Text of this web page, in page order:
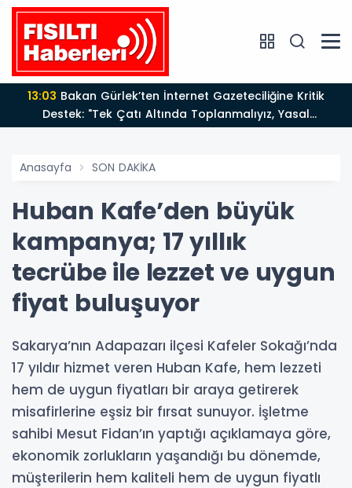
13:03
Destek: "Tek Çatı Altında Toplanmalıyız, Yasal
Düzenlemeye Hazırız"
Anasayfa SON DAKİKA
Huban Kafe’den büyük
kampanya; 17 yıllık
tecrübe ile lezzet ve uygun
fiyat buluşuyor
Sakarya’nın Adapazarı ilçesi Kafeler Sokağı’nda
17 yıldır hizmet veren Huban Kafe, hem lezzeti
hem de uygun fiyatları bir araya getirerek
misafirlerine eşsiz bir fırsat sunuyor. İşletme
sahibi Mesut Fidan’ın yaptığı açıklamaya göre,
ekonomik zorlukların yaşandığı bu dönemde,
müşterilerin hem kaliteli hem de uygun fiyatlı